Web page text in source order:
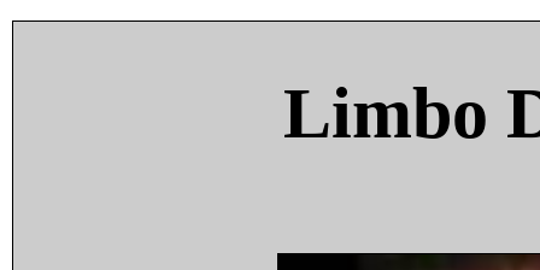
Limbo